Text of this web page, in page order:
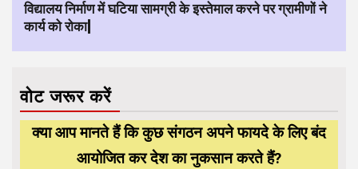
विद्यालय निर्माण में घटिया सामग्री के इस्तेमाल करने पर ग्रामीणों ने
कार्य को रोका|
वोट जरूर करें
क्या आप मानते हैं कि कुछ संगठन अपने फायदे के लिए बंद
आयोजित कर देश का नुकसान करते हैं?